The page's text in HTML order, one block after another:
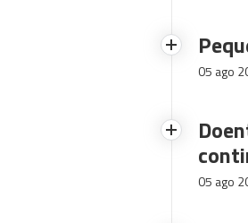
05 ago
05 ago